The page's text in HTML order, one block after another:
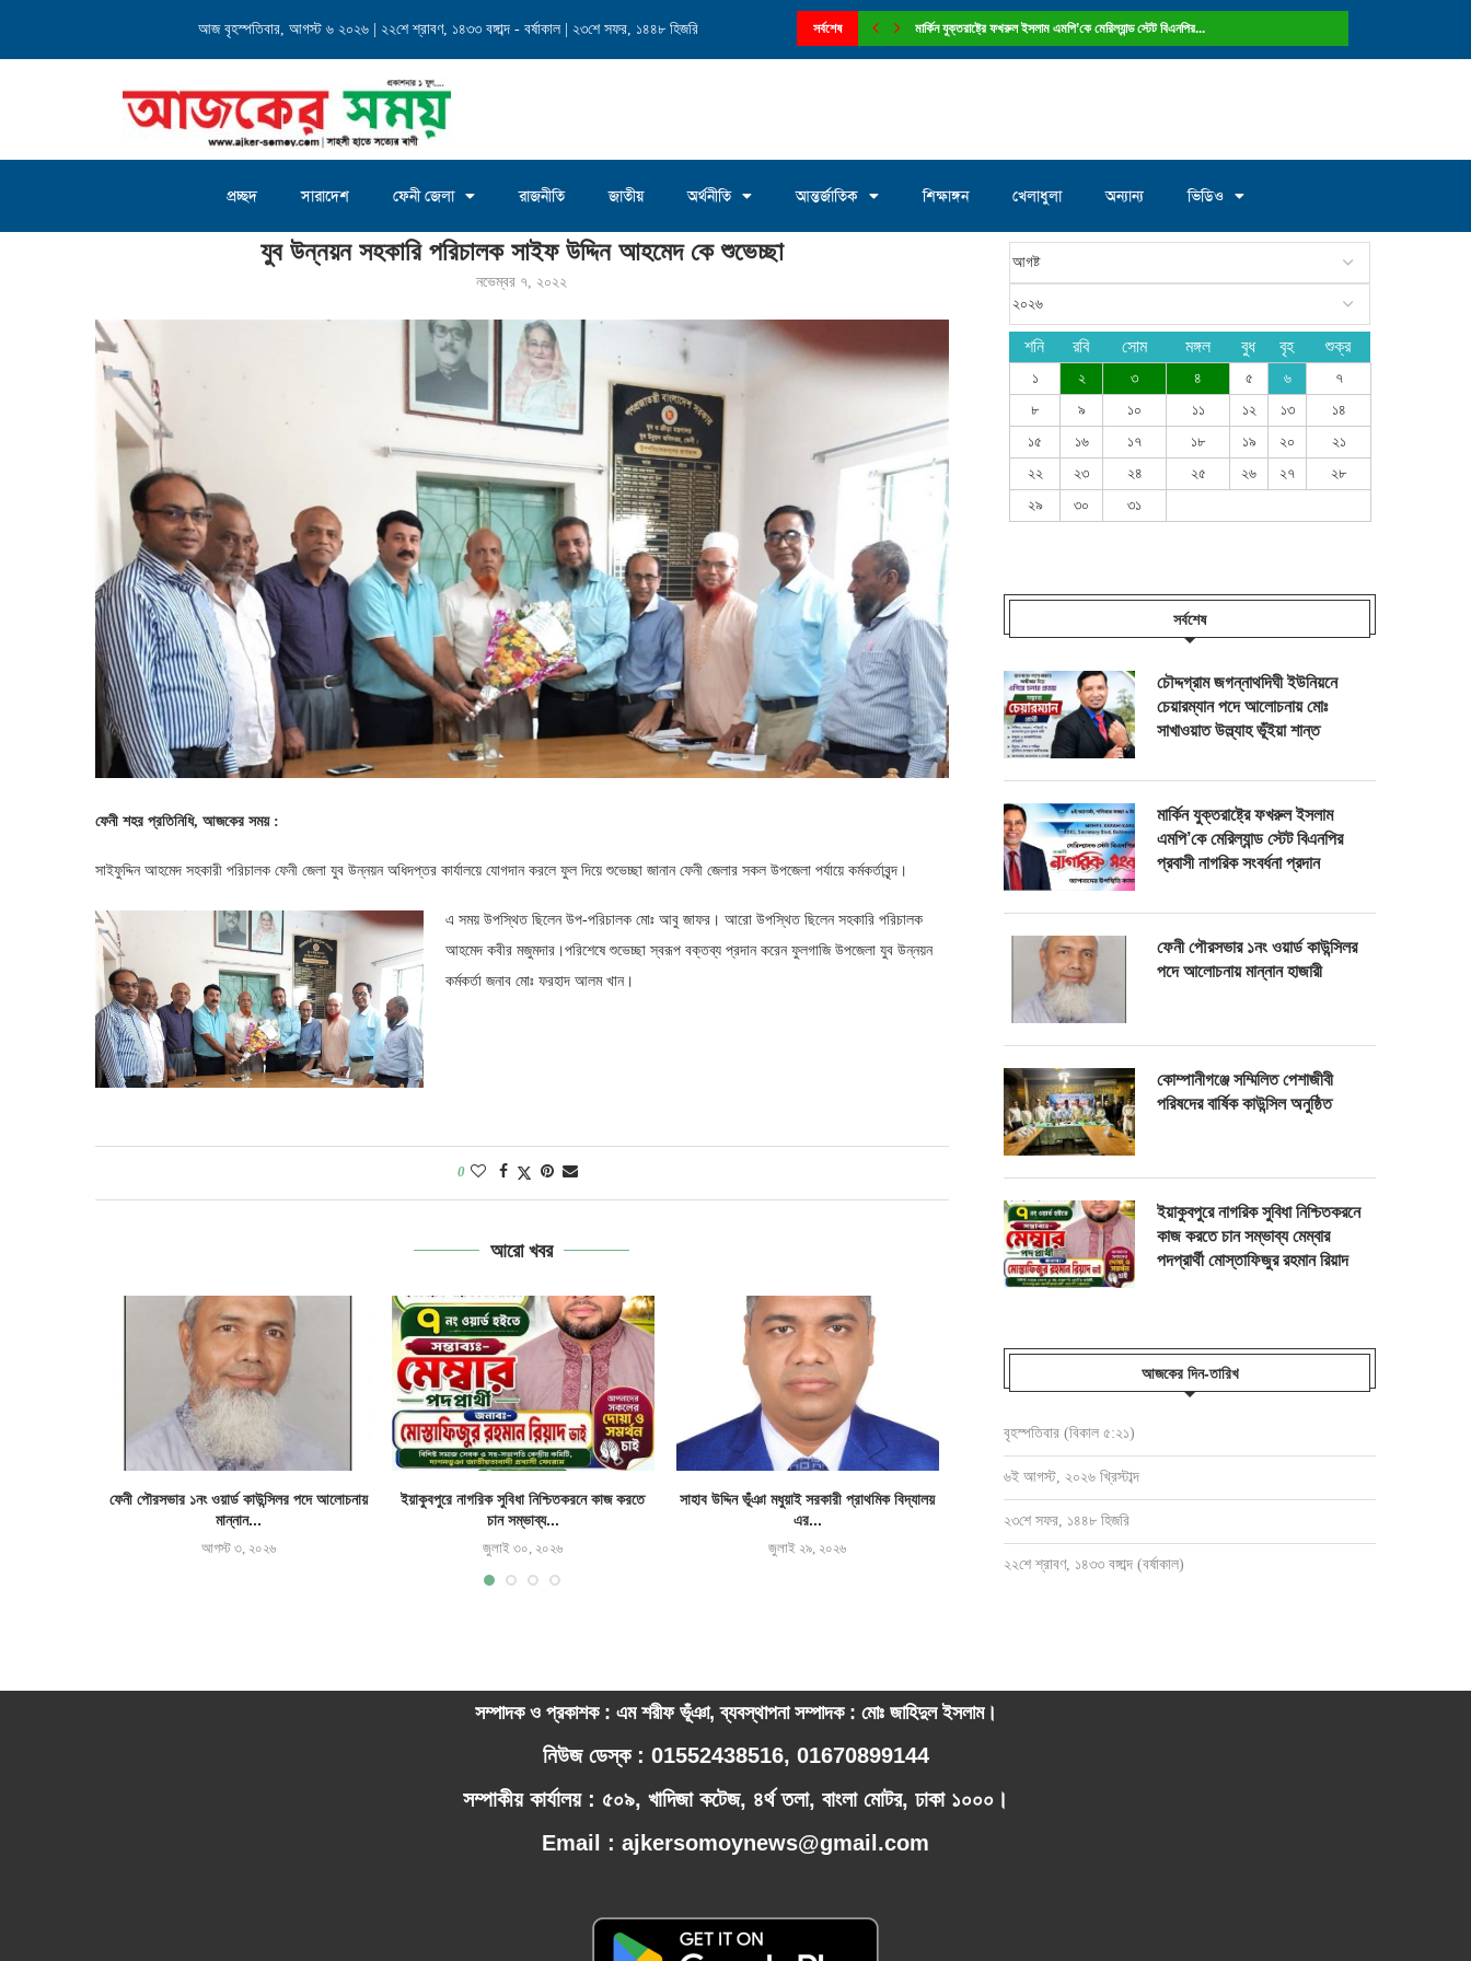
আজ বৃহস্পতিবার, আগস্ট ৬ ২০২৬ | ২২শে শ্রাবণ, ১৪৩৩ বঙ্গাব্দ - বর্ষাকাল | ২৩শে সফর, ১৪৪৮ হিজরি সর্বশেষ
চৌদ্দগ্রাম জগন্নাথদিঘী ইউনিয়নে চেয়ারম্যান পদে আলোচনায় মোঃ সাখাওয়াত... মার্কিন যুক্তরাষ্ট্রে ফখরুল ইসলাম এমপি’কে মেরিল্যান্ড স্টেট বিএনপির...
প্রচ্ছদ সারাদেশ ফেনী জেলা রাজনীতি জাতীয় অর্থনীতি আন্তর্জাতিক শিক্ষাঙ্গন খেলাধুলা অন্যান্য ভিডিও
যুব উন্নয়ন সহকারি পরিচালক সাইফ উদ্দিন আহমেদ কে শুভেচ্ছা
যুব উন্নয়ন সহকারি পরিচালক সাইফ উদ্দিন আহমেদ কে শুভেচ্ছা
নভেম্বর ৭, ২০২২
ফেনী শহর প্রতিনিধি, আজকের সময় :
সাইফুদ্দিন আহমেদ সহকারী পরিচালক ফেনী জেলা যুব উন্নয়ন অধিদপ্তর কার্যালয়ে যোগদান করলে ফুল দিয়ে শুভেচ্ছা জানান ফেনী জেলার সকল উপজেলা পর্যায়ে কর্মকর্তাবৃন্দ।
এ সময় উপস্থিত ছিলেন উপ-পরিচালক মোঃ আবু জাফর। আরো উপস্থিত ছিলেন সহকারি পরিচালক
আহমেদ কবীর মজুমদার।পরিশেষে শুভেচ্ছা স্বরূপ বক্তব্য প্রদান করেন ফুলগাজি উপজেলা যুব উন্নয়ন
কর্মকর্তা জনাব মোঃ ফরহাদ আলম খান।
0
আরো খবর
ফেনী পৌরসভার ১নং ওয়ার্ড কাউন্সিলর পদে আলোচনায়
মান্নান...
আগস্ট ৩, ২০২৬
ইয়াকুবপুরে নাগরিক সুবিধা নিশ্চিতকরনে কাজ করতে
চান সম্ভাব্য...
জুলাই ৩০, ২০২৬
সাহাব উদ্দিন ভূঁঞা মধুয়াই সরকারী প্রাথমিক বিদ্যালয়
এর...
জুলাই ২৯, ২০২৬
সেবক হয়ে ৫নং ওয়ার্ডবাসীর পাশে থাকতে চান
জাহাঙ্গীর...
জুলাই ২৮, ২০২৬
সাংবাদিক ওসমান হারুন মাহমুদ দুলালের
জুলাই ২১, ২০২৬
শনি রবি সোম মঙ্গল বুধ বৃহ শুক্র
১ ২ ৩ ৪ ৫ ৬
৭
৮
৯ ১০ ১১ ১২ ১৩
১৪
১৫
১৬ ১৭ ১৮ ১৯ ২০
২১
২২
২৩ ২৪ ২৫ ২৬ ২৭
২৮
২৯
৩০ ৩১
সর্বশেষ
চৌদ্দগ্রাম জগন্নাথদিঘী ইউনিয়নে
চেয়ারম্যান পদে আলোচনায় মোঃ
সাখাওয়াত উল্ল্যাহ ভূঁইয়া শান্ত
মার্কিন যুক্তরাষ্ট্রে ফখরুল ইসলাম
এমপি’কে মেরিল্যান্ড স্টেট বিএনপির
প্রবাসী নাগরিক সংবর্ধনা প্রদান
ফেনী পৌরসভার ১নং ওয়ার্ড কাউন্সিলর
পদে আলোচনায় মান্নান হাজারী
কোম্পানীগঞ্জে সম্মিলিত পেশাজীবী
পরিষদের বার্ষিক কাউন্সিল অনুষ্ঠিত
ইয়াকুবপুরে নাগরিক সুবিধা নিশ্চিতকরনে
কাজ করতে চান সম্ভাব্য মেম্বার
পদপ্রার্থী মোস্তাফিজুর রহমান রিয়াদ
আজকের দিন-তারিখ
বৃহস্পতিবার (বিকাল ৫:২১)
৬ই আগস্ট, ২০২৬ খ্রিস্টাব্দ
২৩শে সফর, ১৪৪৮ হিজরি
২২শে শ্রাবণ, ১৪৩৩ বঙ্গাব্দ (বর্ষাকাল)
সম্পাদক ও প্রকাশক : এম শরীফ ভূঁঞা, ব্যবস্থাপনা সম্পাদক : মোঃ জাহিদুল ইসলাম।
নিউজ ডেস্ক : 01552438516, 01670899144
সম্পাকীয় কার্যালয় : ৫০৯, খাদিজা কটেজ, ৪র্থ তলা, বাংলা মোটর, ঢাকা ১০০০।
Email : ajkersomoynews@gmail.com